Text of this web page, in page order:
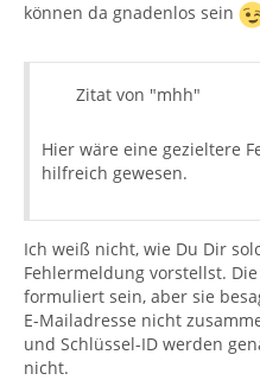
können da gnadenlos sein
Zitat von "mhh"
Hier wäre eine gezieltere
hilfreich gewesen.
Ich weiß nicht, wie Du Dir
Fehlermeldung vorstellst.
formuliert sein, aber sie
E-Mailadresse nicht
und Schlüssel-ID werden
nicht.